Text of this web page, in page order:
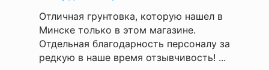
Отличная грунтовка, которую нашел в
Минске только в этом магазине.
Отдельная благодарность персоналу за
редкую в наше время отзывчивость! ...